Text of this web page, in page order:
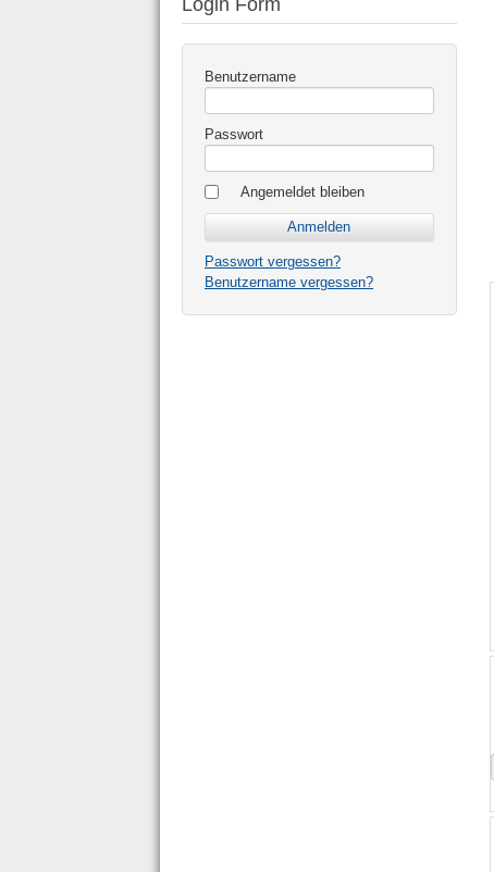
Login Form
Benutzername
Passwort
Angemeldet bleiben
Passwort vergessen?
Benutzername vergessen?